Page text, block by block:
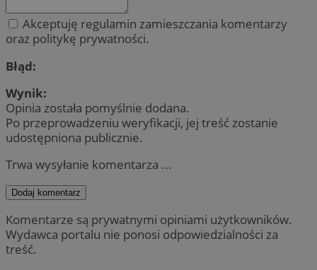
Akceptuję regulamin zamieszczania komentarzy
oraz politykę prywatności.
Błąd:
Wynik:
Opinia została pomyślnie dodana.
Po przeprowadzeniu weryfikacji, jej treść zostanie
udostępniona publicznie.
Trwa wysyłanie komentarza ...
Dodaj komentarz
Komentarze są prywatnymi opiniami użytkowników.
Wydawca portalu nie ponosi odpowiedzialności za
treść.